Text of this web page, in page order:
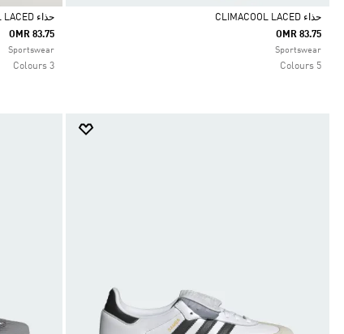
Selected
حذاء CLIMACOOL LACED
OMR 83.75
Sportswear
5 Colours
Selected
حذاء CLIMACOOL LACED
OMR 83.75
Sportswear
3 Colours